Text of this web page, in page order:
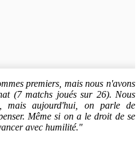
premiers, mais nous n'avons
(7 matchs joués sur 26). Nous
mais aujourd'hui, on parle de
Même si on a le droit de se
avec humilité."